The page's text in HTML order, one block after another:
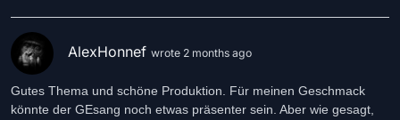
AlexHonnef wrote 2 months ago
Gutes Thema und schöne Produktion. Für meinen Geschmack
könnte der GEsang noch etwas präsenter sein. Aber wie gesagt,